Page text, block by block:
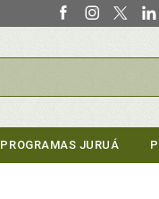
PROGRAMAS JURUÁ